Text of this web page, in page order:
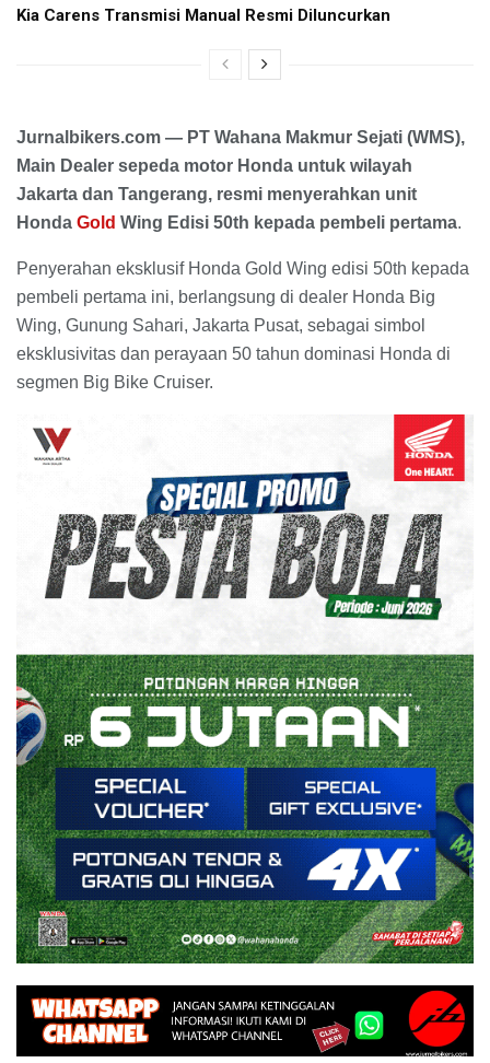
Kia Carens Transmisi Manual Resmi Diluncurkan
Jurnalbikers.com — PT Wahana Makmur Sejati (WMS),
Main Dealer sepeda motor Honda untuk wilayah
Jakarta dan Tangerang, resmi menyerahkan unit
Honda Gold Wing Edisi 50th kepada pembeli pertama.
Penyerahan eksklusif Honda Gold Wing edisi 50th kepada
pembeli pertama ini, berlangsung di dealer Honda Big
Wing, Gunung Sahari, Jakarta Pusat, sebagai simbol
eksklusivitas dan perayaan 50 tahun dominasi Honda di
segmen Big Bike Cruiser.